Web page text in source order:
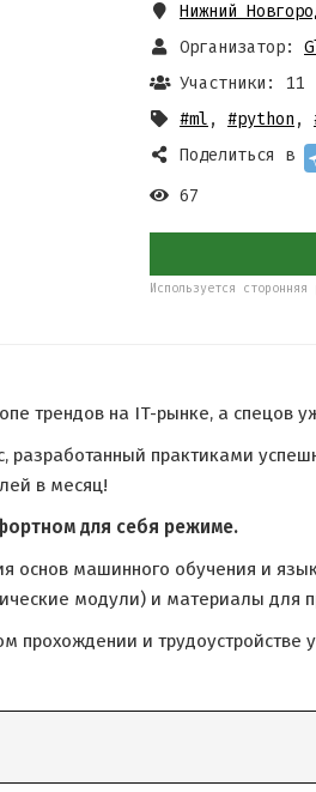
Нижний
Организатор:
Участники: 11
#ml , #python ,
Поделиться в
67
Используется
трендов на IT-рынке, а спецов
разработанный практиками
в месяц!
для себя режиме.
основ машинного обучения и
модули) и материалы для
прохождении и трудоустройстве